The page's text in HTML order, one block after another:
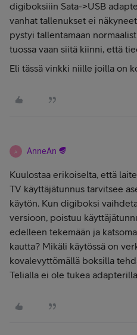
digiboksiiin Sata->USB
vanhat tallenukset ei
pystyi tallentamaan
tuossa vaan siitä kiinni, että
Eli tässä vinkki niille joilla on
A AnneAn
Kuulostaa erikoiselta, että
TV käyttäjätunnus tarvitsee
käytön. Kun digiboksi
versioon, poistuu
edelleen tekemään ja
kautta? Mikäli käytössä on
kovalevyttömällä boksilla
Telialla ei ole tukea